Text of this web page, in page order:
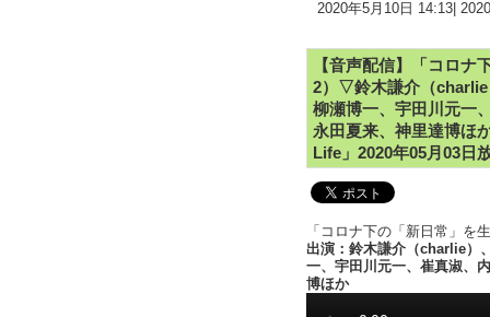
2020年5月10日 14:13|
【音声配信】「コロナ
2）▽鈴木謙介（charlie
柳瀬博一、宇田川元一
永田夏来、神里達博ほ
Life」2020年05月03日
「コロナ下の「新日常」を
出演：鈴木謙介（charlie）
一、宇田川元一、崔真淑、
博ほか